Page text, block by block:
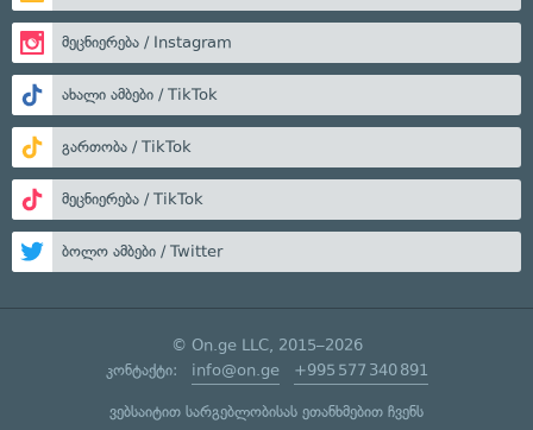
მეცნიერება / Instagram
ახალი ამბები / TikTok
გართობა / TikTok
მეცნიერება / TikTok
ბოლო ამბები / Twitter
© On.ge LLC, 2015–2026
კონტაქტი: info@on.ge +995 577 340 891
ვებსაიტით სარგებლობისას ეთანხმებით ჩვენს